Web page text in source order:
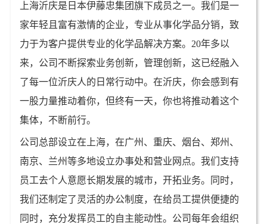
上海沂庆是日本伊藤忠集团旗下成员之一。我们是一
家年轻且富有激情的企业，专业从事化学品分销，致
力于为客户提供专业的化学品解决方案。20年多以
来，公司不断探索业务创新，管理创新，这已经融入
了每一位沂庆人的日常行动中。在沂庆，你会感到有
一股力量推动着你，但终有一天，你也将推动着这个
集体，不断前行。
公司总部设立在上海，在广州、重庆、烟台、郑州、
南京、兰州等多地设立办事处和营业网点。我们支持
员工去个人意愿长期发展的城市，开拓业务。同时，
我们还制定了灵活的办公制度，在给员工提供便捷的
同时，充分发挥员工的自主能动性。公司每年会组织